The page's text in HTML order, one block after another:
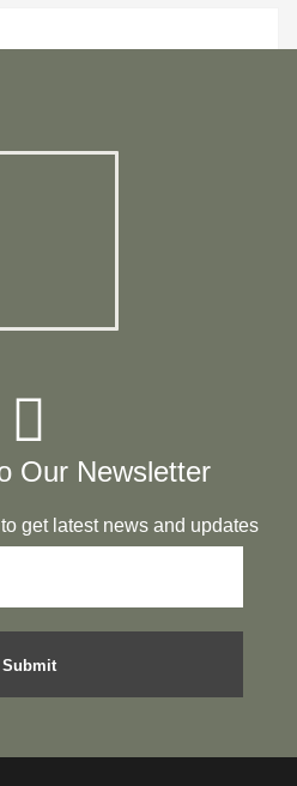
Our Newsletter
get latest news and updates